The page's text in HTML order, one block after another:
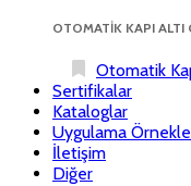
OTOMATİK KAPI ALTI
Otomatik
Sertifikalar
Kataloglar
Uygulama
İletişim
Diğer